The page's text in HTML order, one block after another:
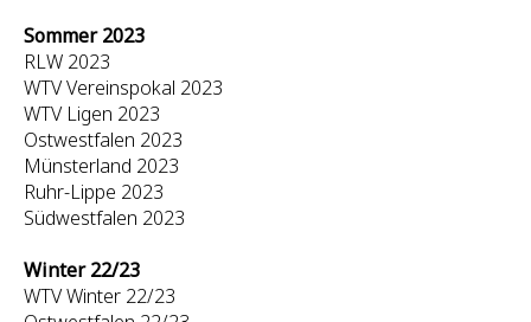
Sommer 2023
RLW 2023
WTV Vereinspokal 2023
WTV Ligen 2023
Ostwestfalen 2023
Münsterland 2023
Ruhr-Lippe 2023
Südwestfalen 2023
Winter 22/23
WTV Winter 22/23